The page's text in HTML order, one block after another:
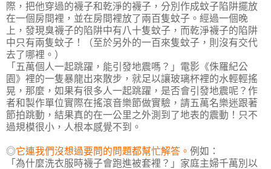
際，把他穿過的襪子和乾淨的襪子，分別作成蚊子陷阱擺放
在一個房間裡，並在房間裡放了兩百隻蚊子。經過一個晚
上，發現臭襪子的陷阱中有八十隻蚊子，而乾淨襪子的陷阱
中只有兩隻蚊子！（至於另外的一百來隻蚊子，則沒有交代
去了哪裡。）
「五萬個人一起跳躍，能引發地震嗎？」電影《侏羅紀公
園》裡的一隻暴龍出來散步，就足以讓玻璃杯裡的水輕輕搖
晃，那麼，如果有很多人一起跳躍，是否會引發地震呢？作
者和製作單位實際在搖滾音樂節做實驗，請五萬名樂迷跟著
節拍跳動，結果真的在一公里之外測到了地表的震動！只不
過規模很小，人根本感覺不到。
◎它連我們沒想過要問的問題都幫忙解答。 例如：
「為什麼洗衣服時襪子會跑進被套裡？」家庭主婦千萬別以